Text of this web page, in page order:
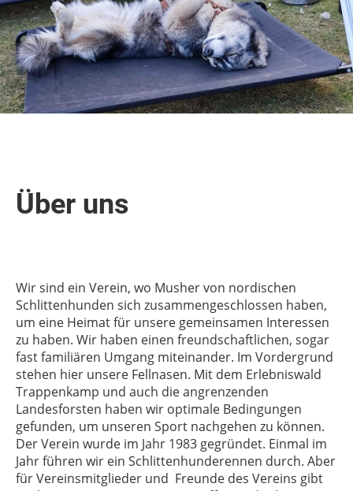
Über uns
Wir sind ein Verein, wo Musher von nordischen
Schlittenhunden sich zusammengeschlossen haben,
um eine Heimat für unsere gemeinsamen Interessen
zu haben. Wir haben einen freundschaftlichen, sogar
fast familiären Umgang miteinander. Im Vordergrund
stehen hier unsere Fellnasen. Mit dem Erlebniswald
Trappenkamp und auch die angrenzenden
Landesforsten haben wir optimale Bedingungen
gefunden, um unseren Sport nachgehen zu können.
Der Verein wurde im Jahr 1983 gegründet. Einmal im
Jahr führen wir ein Schlittenhunderennen durch. Aber
für Vereinsmitglieder und Freunde des Vereins gibt